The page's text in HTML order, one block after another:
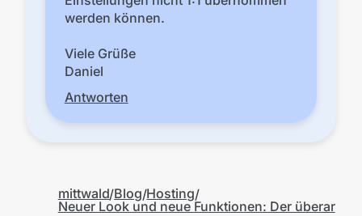
werden können.
Viele Grüße
Daniel
Antworten
mittwald Blog Hosting
Neuer Look und neue Funktionen: Der überar